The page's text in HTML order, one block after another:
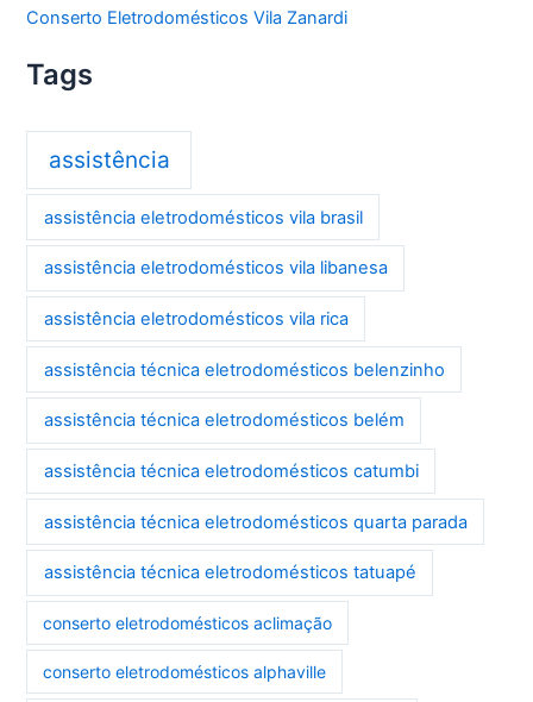
Conserto Eletrodomésticos Vila Zanardi
Tags
assistência
assistência eletrodomésticos vila brasil
assistência eletrodomésticos vila libanesa
assistência eletrodomésticos vila rica
assistência técnica eletrodomésticos belenzinho
assistência técnica eletrodomésticos belém
assistência técnica eletrodomésticos catumbi
assistência técnica eletrodomésticos quarta parada
assistência técnica eletrodomésticos tatuapé
conserto eletrodomésticos aclimação
conserto eletrodomésticos alphaville